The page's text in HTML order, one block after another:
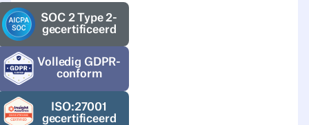
SOC 2 Type 2-
gecertificeerd
Volledig GDPR-
conform
ISO:27001
gecertificeerd